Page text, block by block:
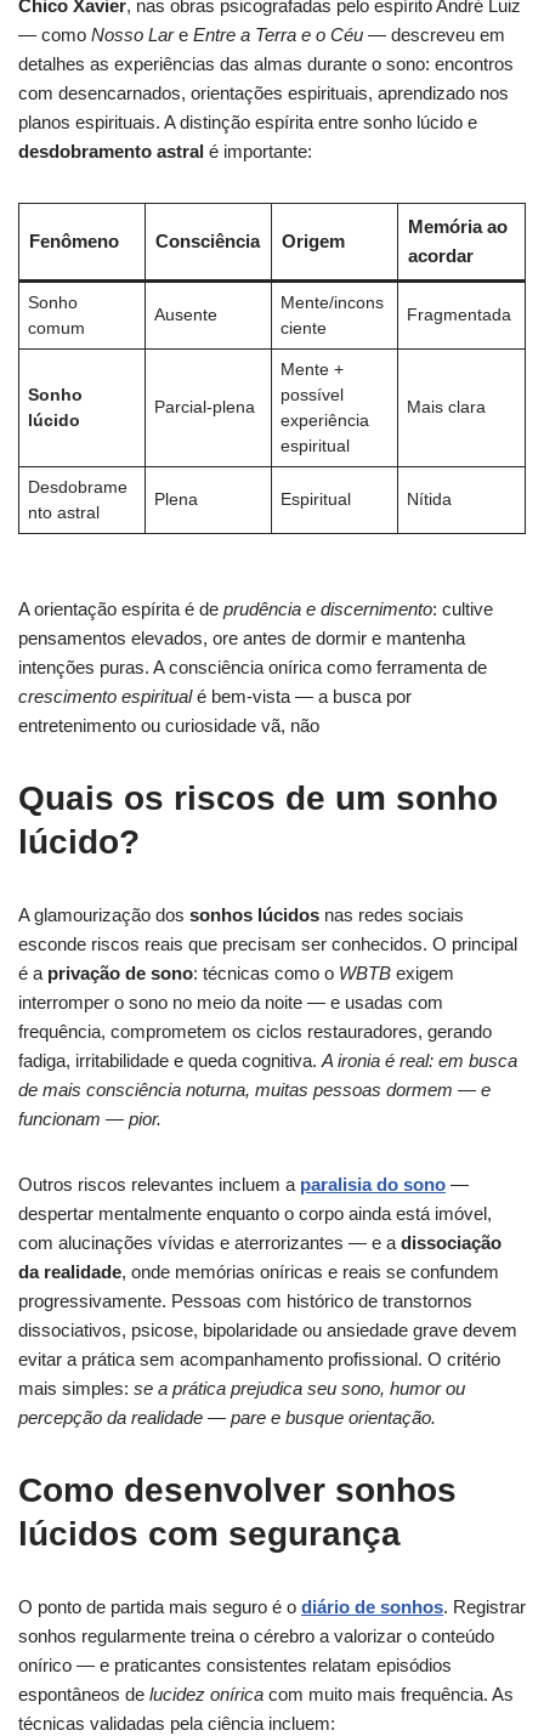
Chico Xavier, nas obras psicografadas pelo espírito André Luiz
— como Nosso Lare Entre a Terra e o Céu — descreveu em
detalhes as experiências das almas durante o sono: encontros
com desencarnados, orientações espirituais, aprendizado nos
planos espirituais. A distinção espírita entre sonho lúcido e
desdobramento astral é importante:
Fenômeno Consciência Origem
Memória ao
acordar
Sonho
comum
Ausente
Mente/incons
ciente
Fragmentada
Sonho
lúcido
Parcial-plena
Mente +
possível
experiência
espiritual
Mais clara
Desdobrame
nto astral
Plena Espiritual Nítida
A orientação espírita é de prudência e discernimento: cultive
pensamentos elevados, ore antes de dormir e mantenha
intenções puras. A consciência onírica como ferramenta de
crescimento espiritualé bem-vista — a busca por
entretenimento ou curiosidade vã, não
Quais os riscos de um sonho
lúcido?
A glamourização dos sonhos lúcidos nas redes sociais
esconde riscos reais que precisam ser conhecidos. O principal
é a privação de sono: técnicas como o WBTB exigem
interromper o sono no meio da noite — e usadas com
frequência, comprometem os ciclos restauradores, gerando
fadiga, irritabilidade e queda cognitiva. A ironia é real: em busca
de mais consciência noturna, muitas pessoas dormem — e
funcionam — pior.
Outros riscos relevantes incluem a paralisia do sono —
despertar mentalmente enquanto o corpo ainda está imóvel,
com alucinações vívidas e aterrorizantes — e a dissociação
da realidade, onde memórias oníricas e reais se confundem
progressivamente. Pessoas com histórico de transtornos
dissociativos, psicose, bipolaridade ou ansiedade grave devem
evitar a prática sem acompanhamento profissional. O critério
mais simples: se a prática prejudica seu sono, humor ou
percepção da realidade — pare e busque orientação.
Como desenvolver sonhos
lúcidos com segurança
O ponto de partida mais seguro é o diário de sonhos. Registrar
sonhos regularmente treina o cérebro a valorizar o conteúdo
onírico — e praticantes consistentes relatam episódios
espontâneos de lucidez onírica com muito mais frequência. As
técnicas validadas pela ciência incluem: